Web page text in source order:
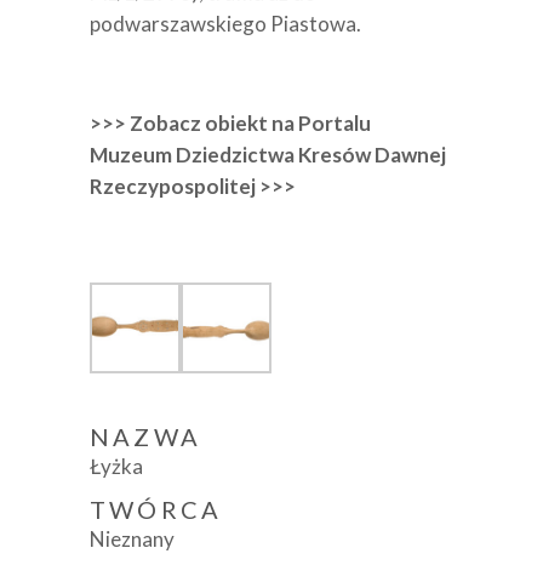
podwarszawskiego Piastowa.
>>> Zobacz obiekt na Portalu
Muzeum Dziedzictwa Kresów Dawnej
Rzeczypospolitej >>>
NAZWA
Łyżka
TWÓRCA
Nieznany